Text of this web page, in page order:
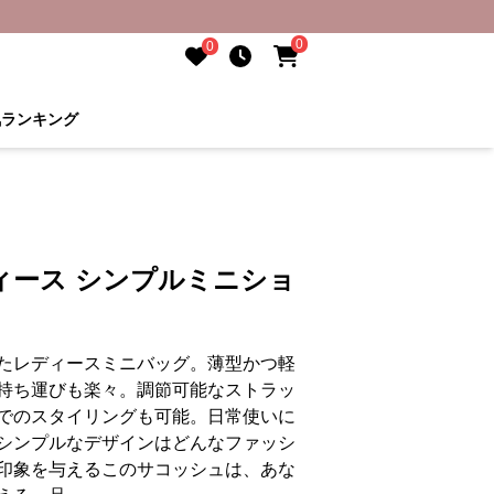
0 0
ンキング
ス シンプルミニショ
レディースミニバッグ。薄型かつ軽
ち運びも楽々。調節可能なストラッ
のスタイリングも可能。日常使いに
ンプルなデザインはどんなファッシ
象を与えるこのサコッシュは、あな